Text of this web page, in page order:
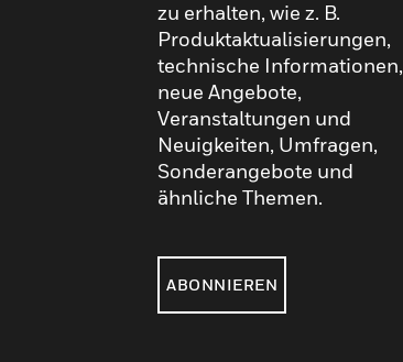
zu erhalten, wie z. B.
Produktaktualisierungen,
technische Informationen,
neue Angebote,
Veranstaltungen und
Neuigkeiten, Umfragen,
Sonderangebote und
ähnliche Themen.
ABONNIEREN